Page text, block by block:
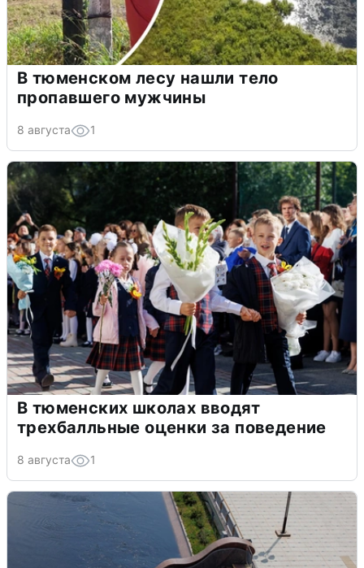
В тюменском лесу нашли тело
пропавшего мужчины
8 августа 1
В тюменских школах вводят
трехбалльные оценки за поведение
8 августа 1